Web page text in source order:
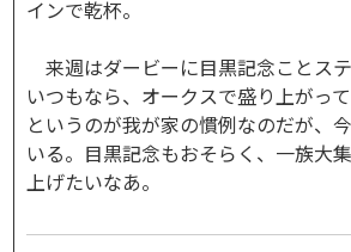
インで乾杯。
来週はダービーに目黒記念ことス
いつもなら、オークスで盛り上がっ
というのが我が家の慣例なのだが、
いる。目黒記念もおそらく、一族大集
上げたいなあ。